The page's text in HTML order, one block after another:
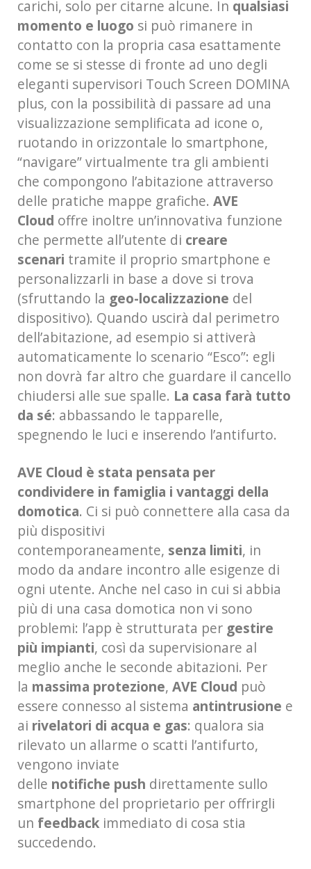
carichi, solo per citarne alcune. In qualsiasi
momento e luogo si può rimanere in
contatto con la propria casa esattamente
come se si stesse di fronte ad uno degli
eleganti supervisori Touch Screen DOMINA
plus, con la possibilità di passare ad una
visualizzazione semplificata ad icone o,
ruotando in orizzontale lo smartphone,
“navigare” virtualmente tra gli ambienti
che compongono l’abitazione attraverso
delle pratiche mappe grafiche. AVE
Cloud offre inoltre un’innovativa funzione
che permette all’utente di creare
scenari tramite il proprio smartphone e
personalizzarli in base a dove si trova
(sfruttando la geo-localizzazione del
dispositivo). Quando uscirà dal perimetro
dell’abitazione, ad esempio si attiverà
automaticamente lo scenario “Esco”: egli
non dovrà far altro che guardare il cancello
chiudersi alle sue spalle. La casa farà tutto
da sé: abbassando le tapparelle,
spegnendo le luci e inserendo l’antifurto.
AVE Cloud è stata pensata per
condividere in famiglia i vantaggi della
domotica. Ci si può connettere alla casa da
più dispositivi
contemporaneamente, senza limiti, in
modo da andare incontro alle esigenze di
ogni utente. Anche nel caso in cui si abbia
più di una casa domotica non vi sono
problemi: l’app è strutturata per gestire
più impianti, così da supervisionare al
meglio anche le seconde abitazioni. Per
la massima protezione, AVE Cloud può
essere connesso al sistema antintrusione e
ai rivelatori di acqua e gas: qualora sia
rilevato un allarme o scatti l’antifurto,
vengono inviate
delle notifiche push direttamente sullo
smartphone del proprietario per offrirgli
un feedback immediato di cosa stia
succedendo.